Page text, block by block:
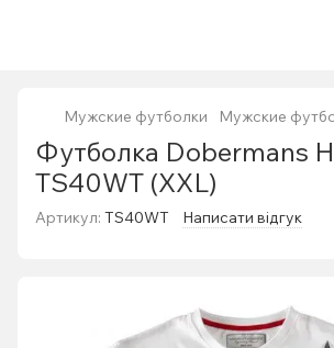
Мужские футболки Мужские
Футболка Dobermans
TS40WT (XXL)
Артикул: TS40WT Написати відгук